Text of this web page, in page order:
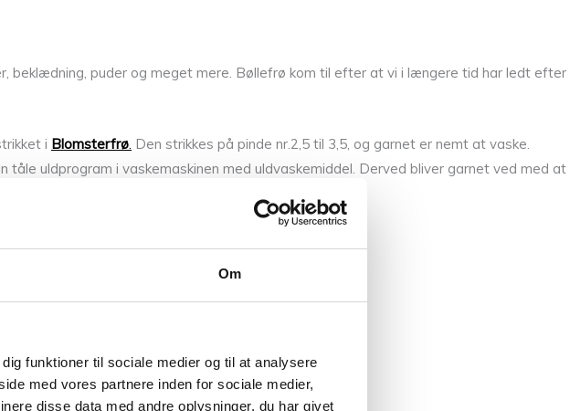
Om
funktioner til sociale medier og til at analysere
med vores partnere inden for sociale medier,
disse data med andre oplysninger, du har givet
beklædning, puder og meget mere. Bøllefrø kom til efter at vi i længere tid har ledt efter
i Blomsterfrø. Den strikkes på pinde nr.2,5 til 3,5, og garnet er nemt at vaske.
uldprogram i vaskemaskinen med uldvaskemiddel. Derved bliver garnet ved med at
ligge tørre.